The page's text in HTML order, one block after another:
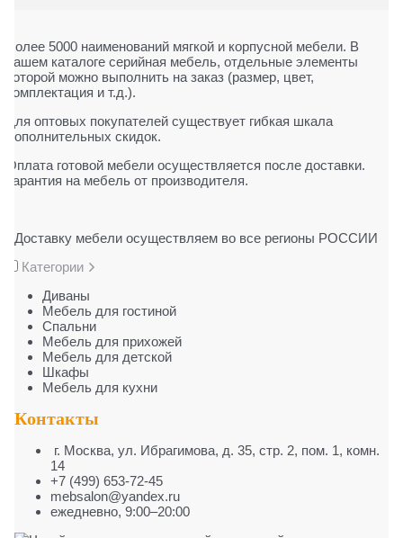
Более 5000 наименований мягкой и корпусной мебели. В
нашем каталоге серийная мебель, отдельные элементы
которой можно выполнить на заказ (размер, цвет,
комплектация и т.д.).
Для оптовых покупателей существует гибкая шкала
дополнительных скидок.
Оплата готовой мебели осуществляется после доставки.
Гарантия на мебель от производителя.
Доставку мебели осуществляем во все регионы РОССИИ
Категории
Диваны
Мебель для гостиной
Cпальни
Мебель для прихожей
Мебель для детской
Шкафы
Мебель для кухни
Контакты
г. Москва, ул. Ибрагимова, д. 35, стр. 2, пом. 1, комн.
14
+7 (499) 653-72-45
mebsalon@yandex.ru
ежедневно, 9:00–20:00